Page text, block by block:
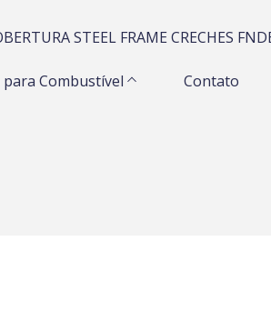
STEEL FRAME CRECHES
Combustível Contato